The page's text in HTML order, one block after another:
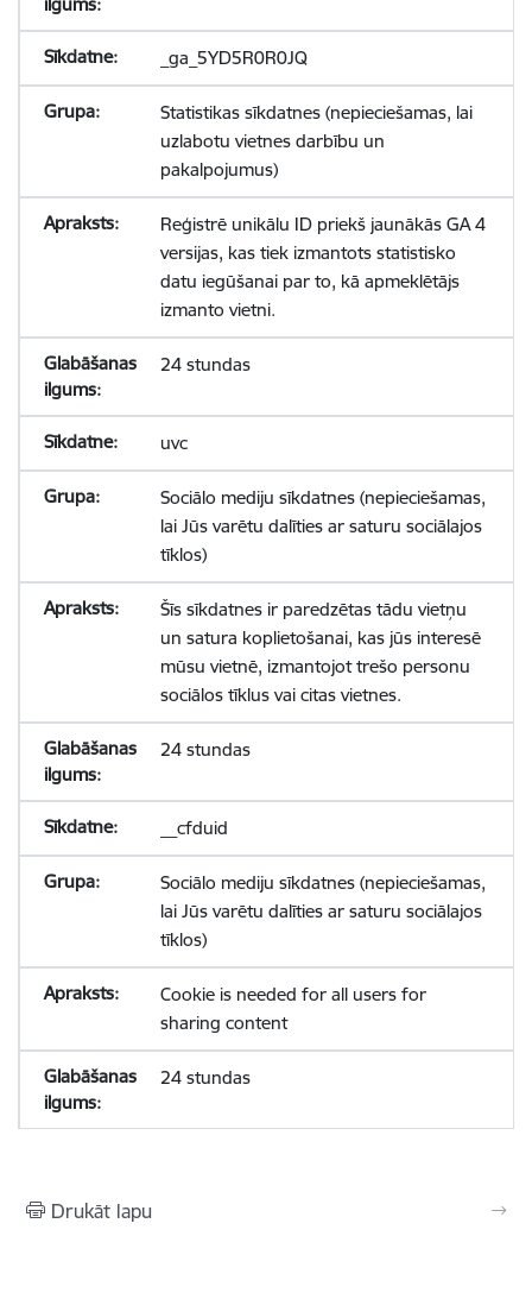
_ga_5YD5R0R0JQ
Statistikas sīkdatnes (nepieciešamas, lai
uzlabotu vietnes darbību un
pakalpojumus)
Reģistrē unikālu ID priekš jaunākās GA 4
versijas, kas tiek izmantots statistisko
datu iegūšanai par to, kā apmeklētājs
izmanto vietni.
24 stundas
uvc
Sociālo mediju sīkdatnes (nepieciešamas,
lai Jūs varētu dalīties ar saturu sociālajos
tīklos)
Šīs sīkdatnes ir paredzētas tādu vietņu
un satura koplietošanai, kas jūs interesē
mūsu vietnē, izmantojot trešo personu
sociālos tīklus vai citas vietnes.
24 stundas
__cfduid
Sociālo mediju sīkdatnes (nepieciešamas,
lai Jūs varētu dalīties ar saturu sociālajos
tīklos)
Cookie is needed for all users for
sharing content
24 stundas
Drukāt lapu